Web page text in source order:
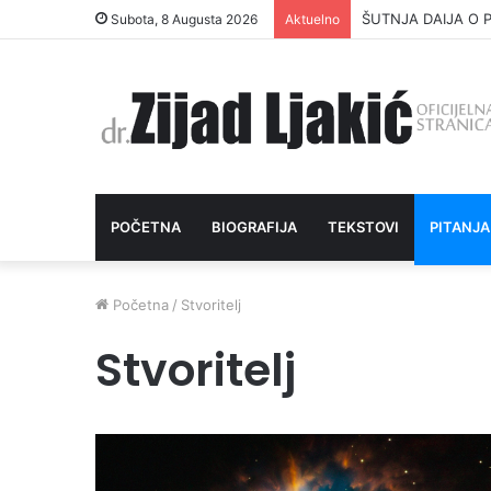
Subota, 8 Augusta 2026 Aktuelno ŠUTNJA DAIJA O
POČETNA BIOGRAFIJA TEKSTOVI
Početna / Stvoritelj
Stvoritelj